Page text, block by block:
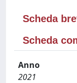
Scheda
Scheda
Anno
2021